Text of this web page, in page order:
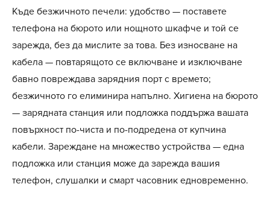
Къде безжичното печели: удобство — поставете
телефона на бюрото или нощното шкафче и той се
зарежда, без да мислите за това. Без износване на
кабела — повтарящото се включване и изключване
бавно повреждава зарядния порт с времето;
безжичното го елиминира напълно. Хигиена на бюрото
— зарядната станция или подложка поддържа вашата
повърхност по-чиста и по-подредена от купчина
кабели. Зареждане на множество устройства — една
подложка или станция може да зарежда вашия
телефон, слушалки и смарт часовник едновременно.